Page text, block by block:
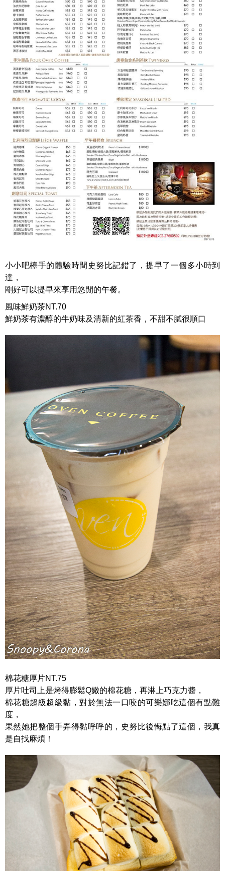
小小吧檯手的體驗時間史努比記錯了，提早了一個多小時到
達，
剛好可以提早來享用悠閒的午餐。
風味鮮奶茶NT.70
鮮奶茶有濃醇的牛奶味及清新的紅茶香，不甜不膩很順口
棉花糖厚片NT.75
厚片吐司上是烤得膨鬆Q嫩的棉花糖，再淋上巧克力醬，
棉花糖超級超級黏，對於無法一口咬的可樂娜吃這個有點難
度，
果然她把整個手弄得黏呼呼的，史努比後悔點了這個，我真
是自找麻煩！